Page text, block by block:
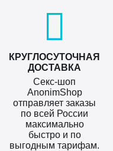
КРУГЛОСУТОЧНАЯ
ДОСТАВКА
Секс-шоп
AnonimShop
отправляет заказы
по всей России
максимально
быстро и по
выгодным тарифам.